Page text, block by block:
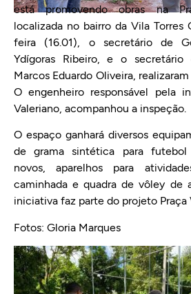
está promovendo obras na
localizada no bairro da Vila
feira (16.01), o secretário de
Ydígoras Ribeiro, e o secretário
Marcos Eduardo Oliveira,
O engenheiro responsável pela
Valeriano, acompanhou a inspeção.
O espaço ganhará diversos
de grama sintética para futebol
novos, aparelhos para
caminhada e quadra de vôley de
iniciativa faz parte do projeto Praça
Fotos: Gloria Marques